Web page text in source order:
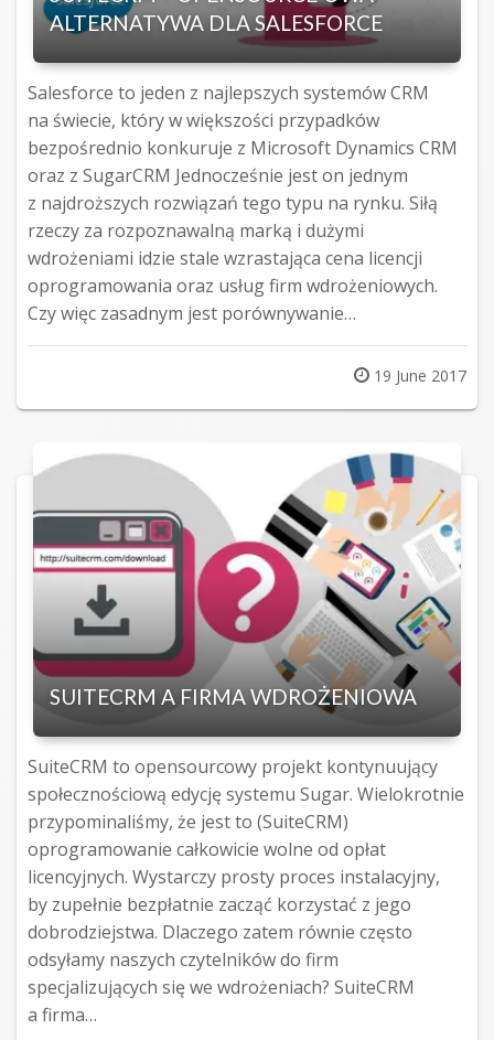
ALTERNATYWA DLA SALESFORCE
Salesforce to jeden z najlepszych systemów CRM
na świecie, który w większości przypadków
bezpośrednio konkuruje z Microsoft Dynamics CRM
oraz z SugarCRM Jednocześnie jest on jednym
z najdroższych rozwiązań tego typu na rynku. Siłą
rzeczy za rozpoznawalną marką i dużymi
wdrożeniami idzie stale wzrastająca cena licencji
oprogramowania oraz usług firm wdrożeniowych.
Czy więc zasadnym jest porównywanie…
Posted
on
19 June 2017
SUITECRM A FIRMA WDROŻENIOWA
SuiteCRM to opensourcowy projekt kontynuujący
społecznościową edycję systemu Sugar. Wielokrotnie
przypominaliśmy, że jest to (SuiteCRM)
oprogramowanie całkowicie wolne od opłat
licencyjnych. Wystarczy prosty proces instalacyjny,
by zupełnie bezpłatnie zacząć korzystać z jego
dobrodziejstwa. Dlaczego zatem równie często
odsyłamy naszych czytelników do firm
specjalizujących się we wdrożeniach? SuiteCRM
a firma…